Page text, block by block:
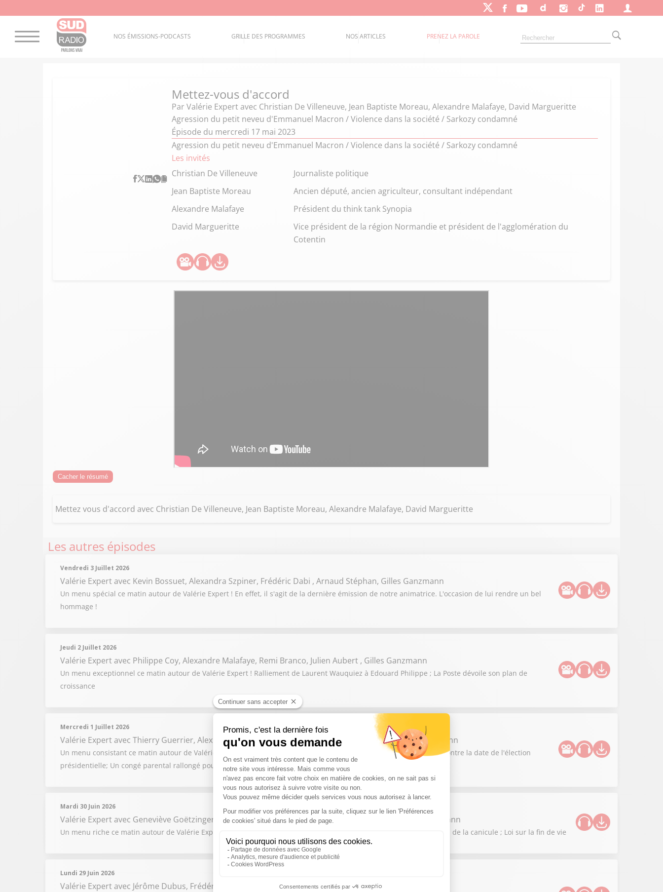
NOS ÉMISSIONS-PODCASTS GRILLE DES PROGRAMMES NOS ARTICLES PRENEZ LA PAROLE
Mettez-vous d'accord
Par Valérie Expertavec Christian De Villeneuve, Jean Baptiste Moreau, Alexandre Malafaye, David Margueritte
Agression du petit neveu d'Emmanuel Macron / Violence dans la société / Sarkozy condamné
Épisode du mercredi 17 mai 2023
Agression du petit neveu d'Emmanuel Macron / Violence dans la société / Sarkozy condamné
Les invités
Christian De Villeneuve
Journaliste politique
Jean Baptiste Moreau
Ancien député, ancien agriculteur, consultant indépendant
Alexandre Malafaye
Président du think tank Synopia
David Margueritte
Vice président de la région Normandie et président de l'agglomération du
Cotentin
Cacher le résumé
Mettez vous d'accord avec Christian De Villeneuve, Jean Baptiste Moreau, Alexandre Malafaye, David Margueritte
Les autres épisodes
Vendredi 3 Juillet 2026
Valérie Expertavec Kevin Bossuet, Alexandra Szpiner, Frédéric Dabi , Arnaud Stéphan, Gilles Ganzmann
Un menu spécial ce matin autour de Valérie Expert ! En effet, il s'agit de la dernière émission de notre animatrice. L'occasion de lui rendre un bel
hommage !
Jeudi 2 Juillet 2026
Valérie Expertavec Philippe Coy, Alexandre Malafaye, Remi Branco, Julien Aubert , Gilles Ganzmann
Un menu exceptionnel ce matin autour de Valérie Expert ! Ralliement de Laurent Wauquiez à Edouard Philippe ; La Poste dévoile son plan de
croissance
Mercredi 1 Juillet 2026
Valérie Expertavec Thierry Guerrier, Alex Darmon, Mathias Leboeuf, Sophie De Menthon , Gilles Ganzmann
Un menu consistant ce matin autour de Valérie Expert ! Aspect politique de la canicule ; Bruno Retailleau en colère contre la date de l'élection
présidentielle; Un congé parental rallongé pour une relance de la natalité ?
Mardi 30 Juin 2026
Valérie Expertavec Geneviève Goëtzinger, Jacques Myard, Gilles Platret, Arnaud Benedetti, Gilles Ganzmann
Un menu riche ce matin autour de Valérie Expert ! Sandrine Rousseau veut censurer le gouvernement pour la gestion de la canicule ; Loi sur la fin de vie
Lundi 29 Juin 2026
Valérie Expertavec Jérôme Dubus, Frédéric Fougerat , Mehdy Raïche, Rachida Kaaout , Gilles Ganzmann